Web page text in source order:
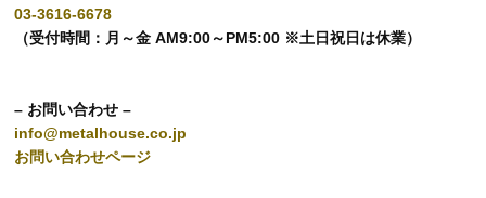
03-3616-6678
（受付時間：月～金 AM9:00～PM5:00 ※土日祝日は休業）
– お問い合わせ –
info@metalhouse.co.jp
お問い合わせページ